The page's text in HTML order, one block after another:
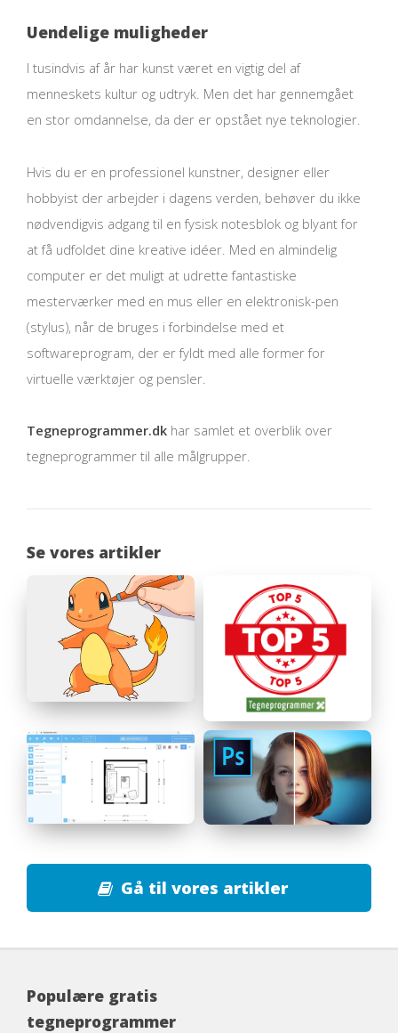
Se vores artikler
Gå til vores artikler
Uendelige muligheder
I tusindvis af år har kunst været en vigtig del af
menneskets kultur og udtryk. Men det har gennemgået
en stor omdannelse, da der er opstået nye teknologier.
Hvis du er en professionel kunstner, designer eller
hobbyist der arbejder i dagens verden, behøver du ikke
nødvendigvis adgang til en fysisk notesblok og blyant for
at få udfoldet dine kreative idéer. Med en almindelig
computer er det muligt at udrette fantastiske
mesterværker med en mus eller en elektronisk-pen
(stylus), når de bruges i forbindelse med et
softwareprogram, der er fyldt med alle former for
virtuelle værktøjer og pensler.
Tegneprogrammer.dk har samlet et overblik over
tegneprogrammer til alle målgrupper.
Populære gratis
tegneprogrammer